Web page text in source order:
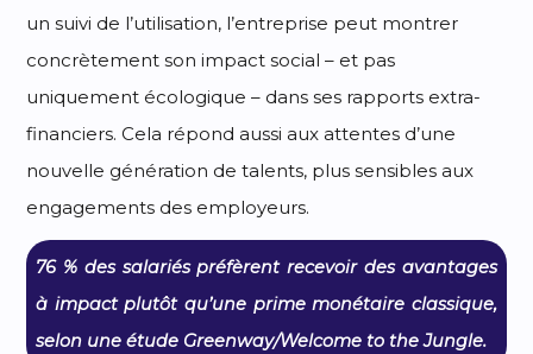
un suivi de l’utilisation, l’entreprise peut montrer
concrètement son impact social – et pas
uniquement écologique – dans ses rapports extra-
financiers. Cela répond aussi aux attentes d’une
nouvelle génération de talents, plus sensibles aux
engagements des employeurs.
76 % des salariés préfèrent recevoir des avantages
à impact plutôt qu’une prime monétaire classique,
selon une étude Greenway/Welcome to the Jungle.